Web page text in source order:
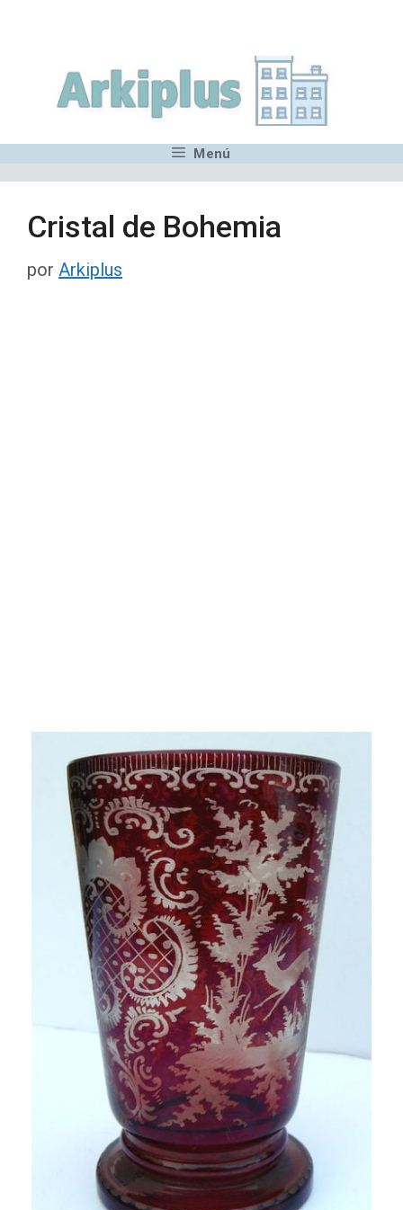
contenido
Menú
Cristal de Bohemia
por Arkiplus